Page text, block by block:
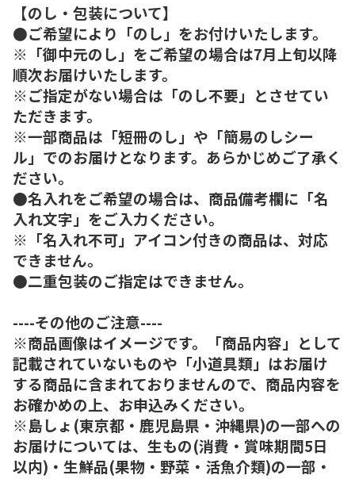
【のし・包装について】
●ご希望により「のし」をお付けいたします。
※「御中元のし」をご希望の場合は7月上旬以降
順次お届けいたします。
※ご指定がない場合は「のし不要」とさせてい
ただきます。
※一部商品は「短冊のし」や「簡易のしシー
ル」でのお届けとなります。あらかじめご了承く
ださい。
●名入れをご希望の場合は、商品備考欄に「名
入れ文字」をご入力ください。
※「名入れ不可」アイコン付きの商品は、対応
できません。
●二重包装のご指定はできません。
----その他のご注意----
※商品画像はイメージです。「商品内容」として
記載されていないものや「小道具類」はお届け
する商品に含まれておりませんので、商品内容を
お確かめの上、お申込みください。
※島しょ(東京都・鹿児島県・沖縄県)の一部への
お届けについては、生もの(消費・賞味期間5日
以内)・生鮮品(果物・野菜・活魚介類)の一部・